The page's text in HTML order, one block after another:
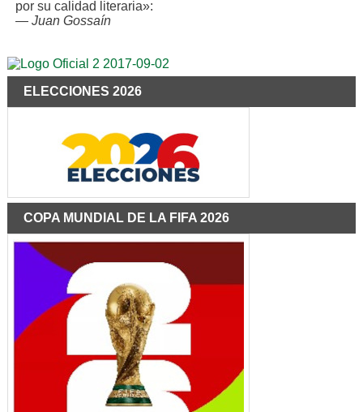
por su calidad literaria»:
— Juan Gossaín
ELECCIONES 2026
COPA MUNDIAL DE LA FIFA 2026